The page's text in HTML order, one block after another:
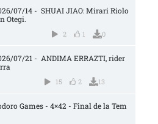
07/14 -  SHUAI JIAO: Mirari Riolo
Otegi.
2 1 0
07/21 -  ANDIMA ERRAZTI, rider
15 2 13
Games - 4×42 - Final de la Tem